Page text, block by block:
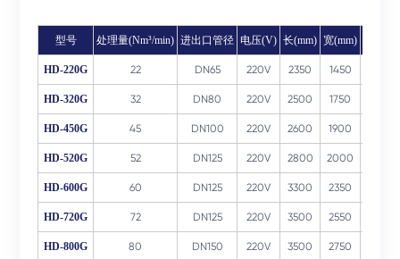
型号 处理量(Nm³/min) 进出口管径 电压(V) 长(mm) 宽(mm)
HD-220G 22 DN65 220V 2350 1450
HD-320G 32 DN80 220V 2500 1750
HD-450G 45 DN100 220V 2600 1900
HD-520G 52 DN125 220V 2800 2000
HD-600G 60 DN125 220V 3300 2350
HD-720G 72 DN125 220V 3500 2550
HD-800G 80 DN150 220V 3500 2750